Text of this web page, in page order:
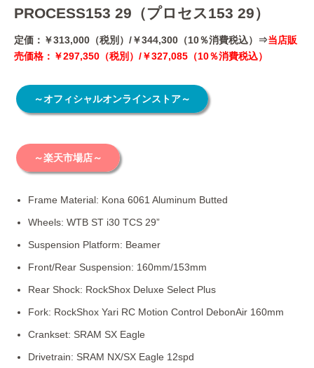
PROCESS153 29（プロセス153 29）
定価：￥313,000（税別）/￥344,300（10％消費税込）⇒当店販
売価格：￥297,350（税別）/￥327,085（10％消費税込）
～オフィシャルオンラインストア～
～楽天市場店～
Frame Material: Kona 6061 Aluminum Butted
Wheels: WTB ST i30 TCS 29”
Suspension Platform: Beamer
Front/Rear Suspension: 160mm/153mm
Rear Shock: RockShox Deluxe Select Plus
Fork: RockShox Yari RC Motion Control DebonAir 160mm
Crankset: SRAM SX Eagle
Drivetrain: SRAM NX/SX Eagle 12spd